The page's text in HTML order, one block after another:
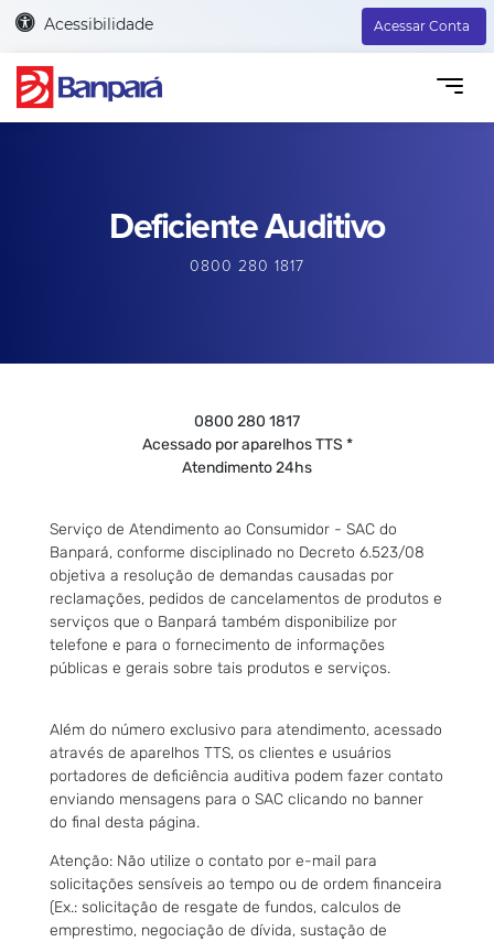
Acessibilidade Acessar Conta
Deficiente Auditivo
0800 280 1817
0800 280 1817
Acessado por aparelhos TTS *
Atendimento 24hs
Serviço de Atendimento ao Consumidor - SAC do
Banpará, conforme disciplinado no Decreto 6.523/08
objetiva a resolução de demandas causadas por
reclamações, pedidos de cancelamentos de produtos e
serviços que o Banpará também disponibilize por
telefone e para o fornecimento de informações
públicas e gerais sobre tais produtos e serviços.
Além do número exclusivo para atendimento, acessado
através de aparelhos TTS, os clientes e usuários
portadores de deficiência auditiva podem fazer contato
enviando mensagens para o SAC clicando no banner
do final desta página.
Atenção: Não utilize o contato por e-mail para
solicitações sensíveis ao tempo ou de ordem financeira
(Ex.: solicitação de resgate de fundos, calculos de
emprestimo, negociação de dívida, sustação de